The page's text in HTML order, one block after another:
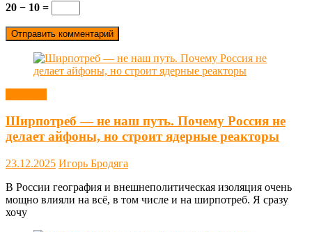
20 − 10 =
Ширпотреб — не наш путь. Почему Россия не
делает айфоны, но строит ядерные реакторы
23.12.2025 Игорь Бродяга
В России география и внешнеполитическая изоляция очень
мощно влияли на всё, в том числе и на ширпотреб. Я сразу
хочу